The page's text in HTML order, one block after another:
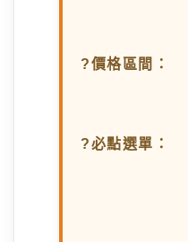
?價格區間：
?必點選單：